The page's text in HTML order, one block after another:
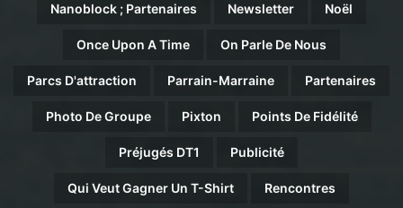
Nanoblock ; Partenaires Newsletter Noël
Once Upon A Time On Parle De Nous
Parcs D'attraction Parrain-Marraine Partenaires
Photo De Groupe Pixton Points De Fidélité
Préjugés DT1 Publicité
Qui Veut Gagner Un T-Shirt Rencontres